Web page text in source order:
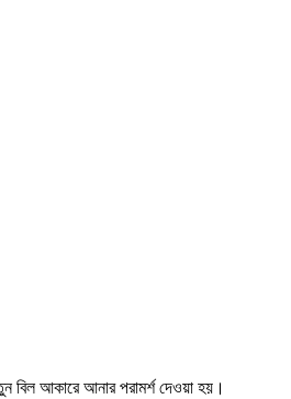
বিল আকারে আনার পরামর্শ দেওয়া হয়।